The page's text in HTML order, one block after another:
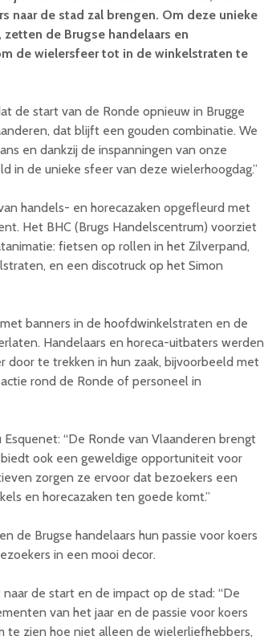
naar de stad zal brengen. Om deze unieke
de Brugse handelaars en
de wielersfeer tot in de winkelstraten te
de start van de Ronde opnieuw in Brugge
dat blijft een gouden combinatie. We
en dankzij de inspanningen van onze
in de unieke sfeer van deze wielerhoogdag.”
handels- en horecazaken opgefleurd met
Het BHC (Brugs Handelscentrum) voorziet
fietsen op rollen in het Zilverpand,
en een discotruck op het Simon
banners in de hoofdwinkelstraten en de
Handelaars en horeca-uitbaters werden
te trekken in hun zaak, bijvoorbeeld met
rond de Ronde of personeel in
“De Ronde van Vlaanderen brengt
ook een geweldige opportuniteit voor
zorgen ze ervoor dat bezoekers een
en horecazaken ten goede komt.”
de Brugse handelaars hun passie voor koers
in een mooi decor.
de start en de impact op de stad: “De
van het jaar en de passie voor koers
te zien hoe niet alleen de wielerliefhebbers,